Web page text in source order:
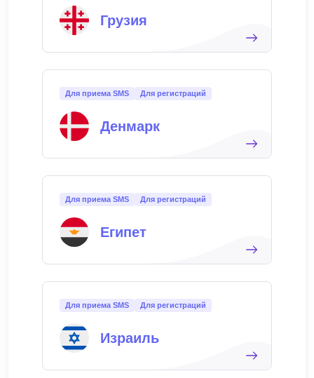
Грузия
Для приема SMS Для регистраций
Денмарк
Для приема SMS Для регистраций
Египет
Для приема SMS Для регистраций
Израиль